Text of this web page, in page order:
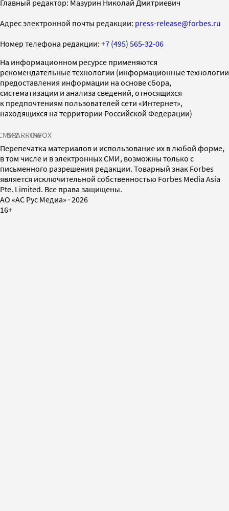
Главный редактор: Мазурин Николай Дмитриевич
Адрес электронной почты редакции: press-release@forbes.ru
Номер телефона редакции: +7 (495) 565-32-06
На информационном ресурсе применяются
рекомендательные технологии (информационные технологии
предоставления информации на основе сбора,
систематизации и анализа сведений, относящихся
к предпочтениям пользователей сети «Интернет»,
находящихся на территории Российской Федерации)
SPARROWINFOX
Перепечатка материалов и использование их в любой форме,
в том числе и в электронных СМИ, возможны только с
письменного разрешения редакции. Товарный знак Forbes
является исключительной собственностью Forbes Media Asia
Pte. Limited. Все права защищены.
AO «АС Рус Медиа» · 2026
16+